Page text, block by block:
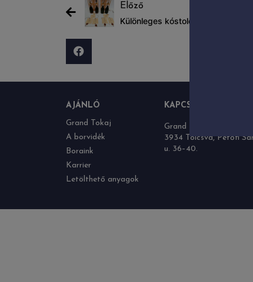
Előző
Különleges kóstoló
AJÁNLÓ
Grand Tokaj
A borvidék
Boraink
Karrier
Letölthető anyagok
KAPCSOLAT
Grand Tokaj Zrt.
3934 Tolcsva, Petőfi
u. 36–40.